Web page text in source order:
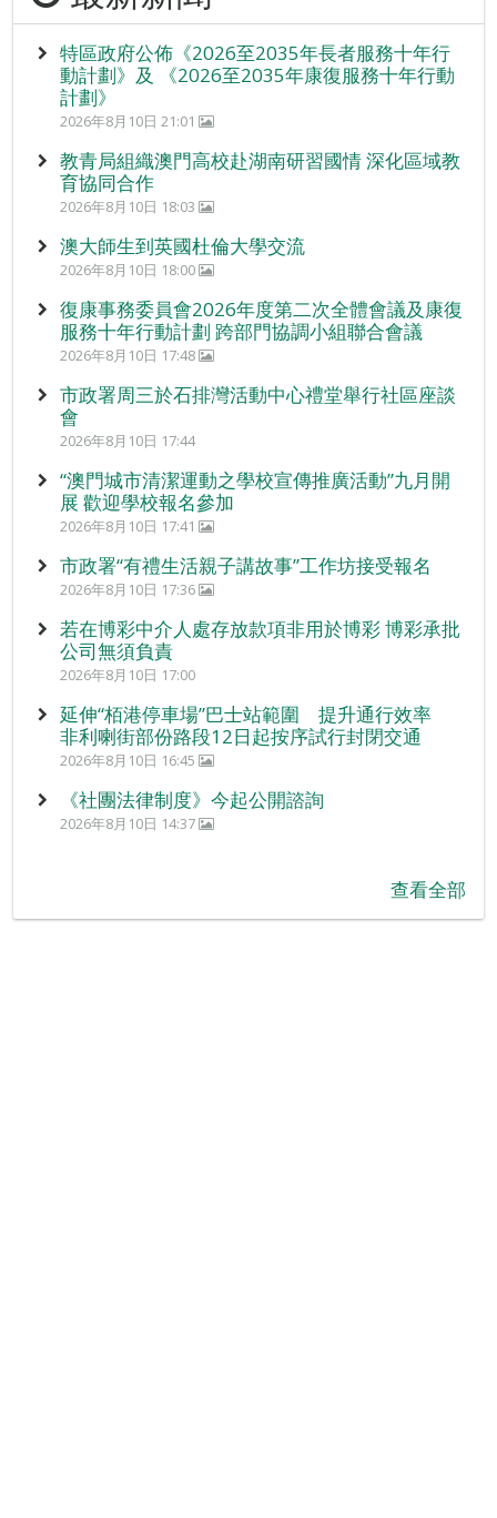
特區政府公佈《2026至2035年長者服務十年行
動計劃》及 《2026至2035年康復服務十年行動
計劃》
2026年8月10日 21:01
教青局組織澳門高校赴湖南研習國情 深化區域教
育協同合作
2026年8月10日 18:03
澳大師生到英國杜倫大學交流
2026年8月10日 18:00
復康事務委員會2026年度第二次全體會議及康復
服務十年行動計劃 跨部門協調小組聯合會議
2026年8月10日 17:48
市政署周三於石排灣活動中心禮堂舉行社區座談
會
2026年8月10日 17:44
“澳門城市清潔運動之學校宣傳推廣活動”九月開
展 歡迎學校報名參加
2026年8月10日 17:41
市政署“有禮生活親子講故事”工作坊接受報名
2026年8月10日 17:36
若在博彩中介人處存放款項非用於博彩 博彩承批
公司無須負責
2026年8月10日 17:00
延伸“栢港停車場”巴士站範圍 提升通行效率
非利喇街部份路段12日起按序試行封閉交通
2026年8月10日 16:45
《社團法律制度》今起公開諮詢
2026年8月10日 14:37
查看全部